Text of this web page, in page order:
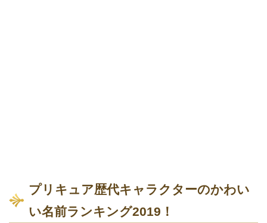
プリキュア歴代キャラクターのかわい
い名前ランキング2019！